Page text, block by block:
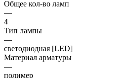
Общее кол-во ламп
—
4
Тип лампы
—
светодиодная [LED]
Материал арматуры
—
полимер